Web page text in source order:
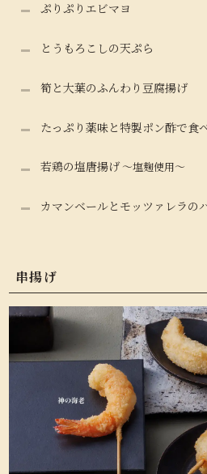
ぷりぷりエビマヨ
とうもろこしの天ぷら
筍と大葉のふんわり豆腐揚げ
たっぷり薬味と特製ポン酢で食
若鶏の塩唐揚げ ～塩麹使用～
カマンベールとモッツァレラの
串揚げ